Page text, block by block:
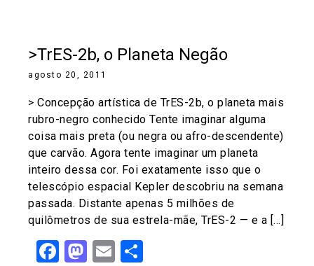
>TrES-2b, o Planeta Negão
agosto 20, 2011
> Concepção artística de TrES-2b, o planeta mais
rubro-negro conhecido Tente imaginar alguma
coisa mais preta (ou negra ou afro-descendente)
que carvão. Agora tente imaginar um planeta
inteiro dessa cor. Foi exatamente isso que o
telescópio espacial Kepler descobriu na semana
passada. Distante apenas 5 milhões de
quilômetros de sua estrela-mãe, TrES-2 — e a […]
Facebook
Mastodon
Email